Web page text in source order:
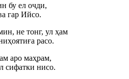
бу ел очди,
гар Ийсо.
не тонг, ул ҳам
расо.
аро маҳрам,
сифатки нисо.